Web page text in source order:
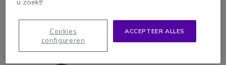
u zoekt!
ACCEPTEER ALLES
Cookies
configureren